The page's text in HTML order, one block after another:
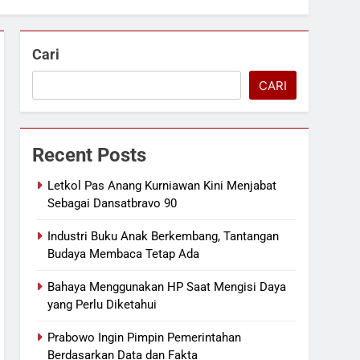
Cari
CARI
Recent Posts
Letkol Pas Anang Kurniawan Kini Menjabat
Sebagai Dansatbravo 90
Industri Buku Anak Berkembang, Tantangan
Budaya Membaca Tetap Ada
Bahaya Menggunakan HP Saat Mengisi Daya
yang Perlu Diketahui
Prabowo Ingin Pimpin Pemerintahan
Berdasarkan Data dan Fakta